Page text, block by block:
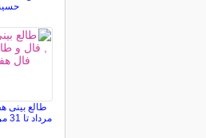
مرداد تا 31 مرداد 1404)